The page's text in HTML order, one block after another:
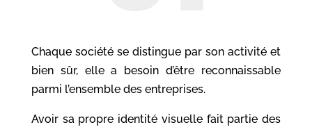
Chaque société se distingue par son activité et
bien sûr, elle a besoin d’être reconnaissable
parmi l’ensemble des entreprises.
Avoir sa propre identité visuelle fait partie des